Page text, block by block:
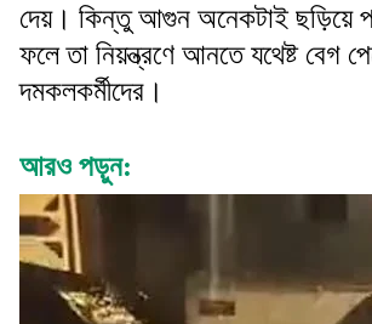
দেয়। কিন্তু আগুন অনেকটাই ছড়িয়ে
ফলে তা নিয়ন্ত্রণে আনতে যথেষ্ট বেগ
দমকলকর্মীদের।
আরও পড়ুন: